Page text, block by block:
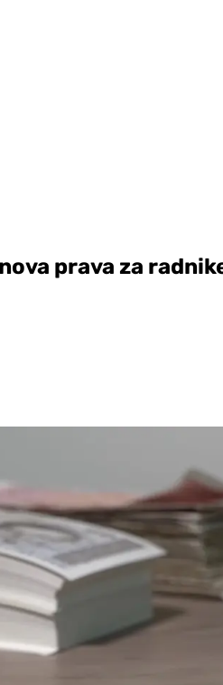
prava za